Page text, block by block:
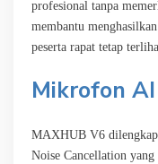
profesional tanpa
membantu
peserta rapat tetap
Mikrofon
MAXHUB V6
Noise Cancellation